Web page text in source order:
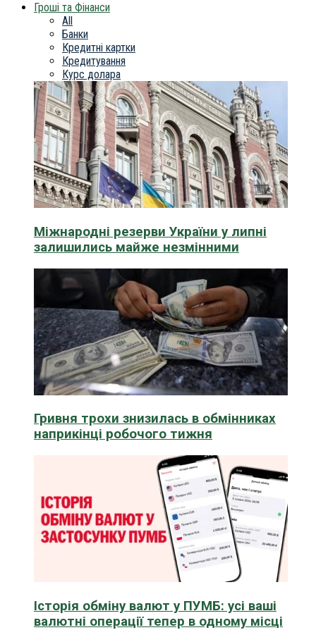
Гроші та Фінанси
All
Банки
Кредитні картки
Кредитування
Курс долара
Міжнародні резерви України у липні
залишились майже незмінними
Гривня трохи знизилась в обмінниках
наприкінці робочого тижня
Історія обміну валют у ПУМБ: усі ваші
валютні операції тепер в одному місці